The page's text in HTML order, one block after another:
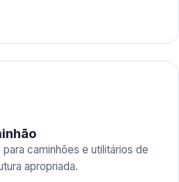
caminhões e utilitários de
apropriada.